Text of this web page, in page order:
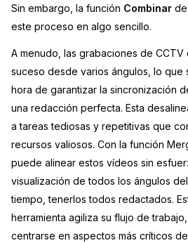
Medios de Comunicación
Entretenimiento
Centros de Crisis y Las
La Venta al Por Menor
TI y Operaciones
Videoteca
Sobre nosotros
Trabaja con nosotros
Contáctanos
Sin embargo, la función Combinar
este proceso en algo sencillo.
A menudo, las grabaciones de CCTV
suceso desde varios ángulos, lo que
hora de garantizar la sincronización
una redacción perfecta. Esta
a tareas tediosas y repetitivas que
recursos valiosos. Con la función
puede alinear estos vídeos sin
visualización de todos los ángulos
tiempo, tenerlos todos redactados.
herramienta agiliza su flujo de
centrarse en aspectos más críticos